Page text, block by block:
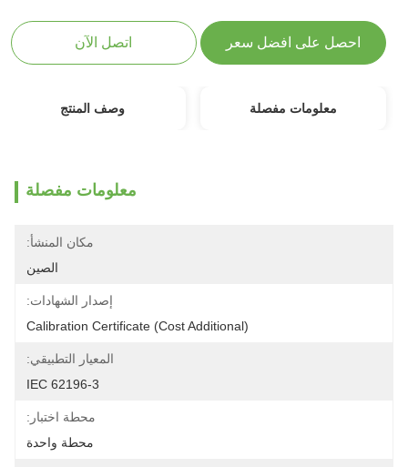
احصل على افضل سعر اتصل الآن
معلومات مفصلة وصف المنتج
معلومات مفصلة
مكان المنشأ:
الصين
إصدار الشهادات:
Calibration Certificate (Cost Additional)
المعيار التطبيقي:
IEC 62196-3
محطة اختبار:
محطة واحدة